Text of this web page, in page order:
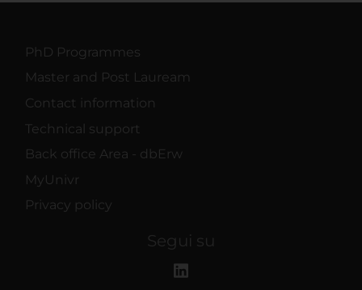
PhD Programmes
Master and Post Lauream
Contact information
Technical support
Back office Area - dbErw
MyUnivr
Privacy policy
Segui su